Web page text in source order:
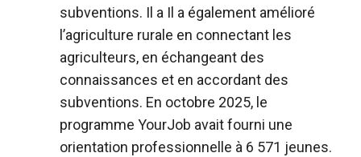
subventions. Il a Il a également amélioré
l’agriculture rurale en connectant les
agriculteurs, en échangeant des
connaissances et en accordant des
subventions. En octobre 2025, le
programme YourJob avait fourni une
orientation professionnelle à 6 571 jeunes.